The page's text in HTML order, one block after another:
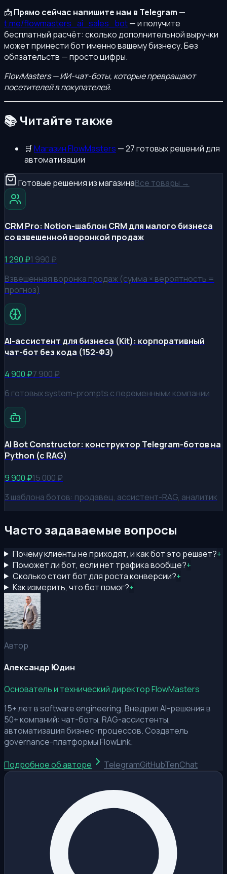
📩 Прямо сейчас напишите нам в Telegram —
t.me/flowmasters_ai_sales_bot— и получите
бесплатный расчёт: сколько дополнительной выручки
может принести бот именно вашему бизнесу. Без
обязательств — просто цифры.
FlowMasters — ИИ-чат-боты, которые превращают
посетителей в покупателей.
📚 Читайте также
🛒Магазин FlowMasters — 27 готовых решений для
автоматизации
Готовые решения из магазинаВсе товары →
CRM Pro: Notion-шаблон CRM для малого бизнеса
со взвешенной воронкой продаж
1 290 ₽1 990 ₽
Взвешенная воронка продаж (сумма × вероятность =
прогноз)
AI-ассистент для бизнеса (Kit): корпоративный
чат-бот без кода (152-ФЗ)
4 900 ₽7 900 ₽
6 готовых system-prompts с переменными компании
AI Bot Constructor: конструктор Telegram-ботов на
Python (с RAG)
9 900 ₽15 000 ₽
3 шаблона ботов: продавец, ассистент-RAG, аналитик
Часто задаваемые вопросы
Почему клиенты не приходят, и как бот это решает?+
Поможет ли бот, если нет трафика вообще?+
Сколько стоит бот для роста конверсии?+
Как измерить, что бот помог?+
Автор
Александр Юдин
Основатель и технический директор FlowMasters
15+ лет в software engineering. Внедрил AI-решения в
50+ компаний: чат-боты, RAG-ассистенты,
автоматизация бизнес-процессов. Создатель
governance-платформы FlowLink.
Подробное об авторе TelegramGitHubTenChat